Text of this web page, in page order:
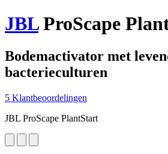
JBLProScape
Bodemactivator met
bacterieculturen
5 Klantbeoordelingen
JBL ProScape PlantStart